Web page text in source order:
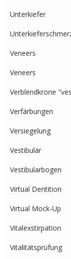
Unterkiefer
Veneers
Veneers
Verblendkrone
Verfärbungen
Versiegelung
Vestibulär
Vestibularbogen
Virtual Dentition
Virtual Mock-Up
Vitalexstirpation
Vitalitätsprüfung